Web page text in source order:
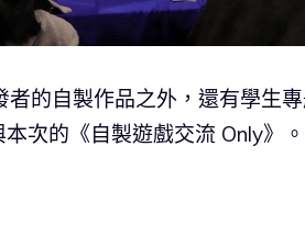
的自製作品之外，還有學生
次的《自製遊戲交流 Only》。